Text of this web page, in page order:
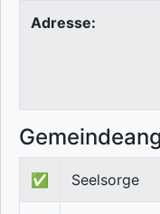
Adresse:
✅ Seelsorge